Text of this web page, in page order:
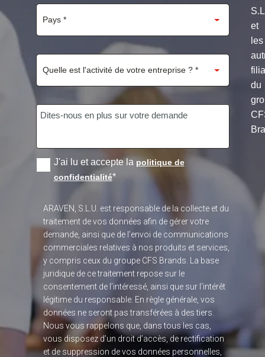
et
les
du
J'ai lu et accepte la politique de
confidentialité*
ARAVEN, S.L.U. est responsable de la collecte et du
traitement de vos données afin de gérer votre
demande, ainsi que de l’envoi de communications
commerciales relatives à nos produits et services,
y compris ceux du groupe CFS Brands. La base
juridique de ce traitement repose sur le
consentement de l’intéressé, ainsi que sur l’intérêt
légitime du responsable. En règle générale, vos
données ne seront pas transférées à des tiers.
Nous vous rappelons que, dans tous les cas,
vous disposez d’un droit d’accès, de rectification
et de suppression de vos données personnelles,